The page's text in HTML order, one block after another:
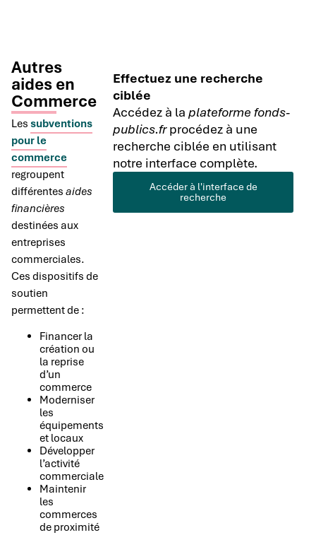
Autres
aides en
Commerce
Les subventions
pour le
commerce
regroupent
différentes aides
financières
destinées aux
entreprises
commerciales.
Ces dispositifs de
soutien
permettent de :
Financer la
création ou
la reprise
d’un
commerce
Moderniser
les
équipements
et locaux
Développer
l’activité
commerciale
Maintenir
les
commerces
de proximité
Effectuez une recherche
ciblée
Accédez à laplateforme fonds-
publics.frprocédez à une
recherche ciblée en utilisant
notre interface complète.
Accéder à l'interface de
recherche